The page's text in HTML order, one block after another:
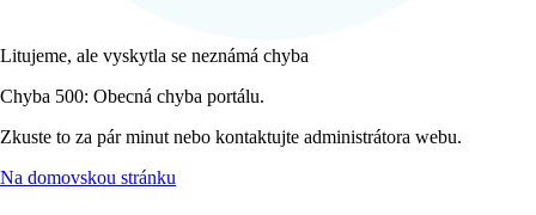
Litujeme, ale vyskytla se neznámá chyba
Chyba 500: Obecná chyba portálu.
Zkuste to za pár minut nebo kontaktujte administrátora webu.
Na domovskou stránku